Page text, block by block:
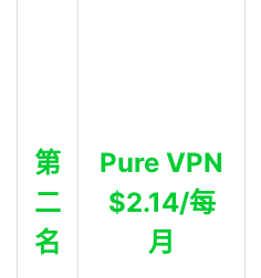
第
二
名
Pure VPN
$2.14/每
月